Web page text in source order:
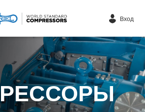
Вход